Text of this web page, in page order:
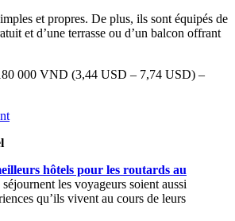
et propres. De plus, ils sont équipés de
et d’une terrasse ou d’un balcon offrant
000 VND (3,44 USD – 7,74 USD) –
hôtels pour les routards au
séjournent les voyageurs soient aussi
qu’ils vivent au cours de leurs